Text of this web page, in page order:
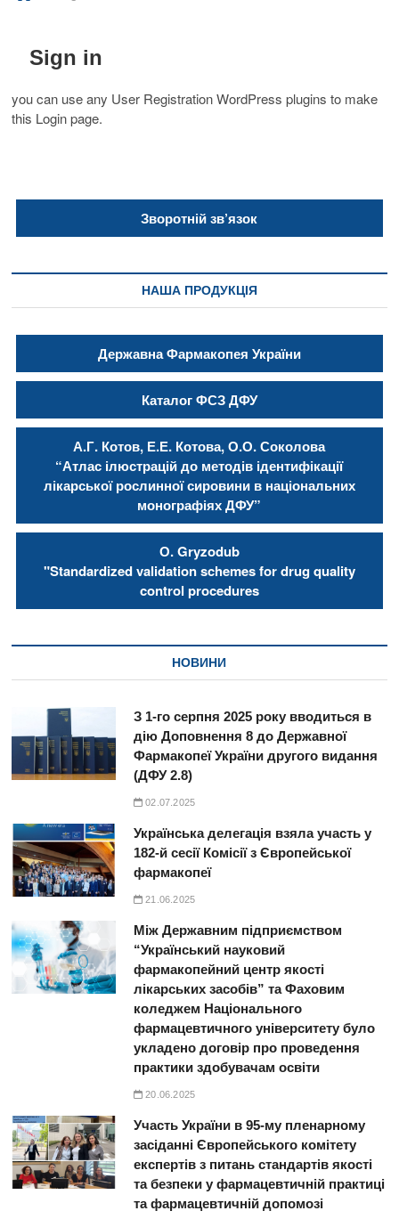
n
Sign in
you can use any User Registration WordPress plugins to make
this Login page.
Зворотній зв’язок
НАША ПРОДУКЦІЯ
Державна Фармакопея України
Каталог ФСЗ ДФУ
А.Г. Котов, Е.Е. Котова, О.О. Соколова
“Атлас ілюстрацій до методів ідентифікації
лікарської рослинної сировини в національних
монографіях ДФУ”
О. Gryzodub
"Standardized validation schemes for drug quality
control procedures
НОВИНИ
З 1-го серпня 2025 року вводиться в
дію Доповнення 8 до Державної
Фармакопеї України другого видання
(ДФУ 2.8)
02.07.2025
Українська делегація взяла участь у
182-й сесії Комісії з Європейської
фармакопеї
21.06.2025
Між Державним підприємством
“Український науковий
фармакопейний центр якості
лікарських засобів” та Фаховим
коледжем Національного
фармацевтичного університету було
укладено договір про проведення
практики здобувачам освіти
20.06.2025
Участь України в 95-му пленарному
засіданні Європейського комітету
експертів з питань стандартів якості
та безпеки у фармацевтичній практиці
та фармацевтичній допомозі